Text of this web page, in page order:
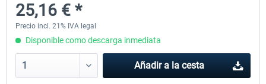
30,45 € *
25,16 € *
Precio incl. 21% IVA legal
Disponible como descarga inmediata
Añadir a la cesta